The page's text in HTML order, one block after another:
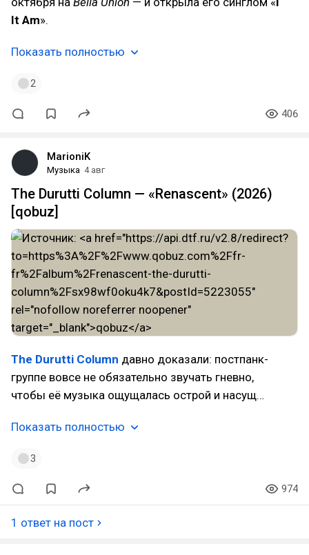
It Am».
Показать полностью
2
406
MarioniK
Музыка 4 авг
The Durutti Column — «Renascent» (2026)
[qobuz]
The Durutti Column давно доказали: постпанк-
группе вовсе не обязательно звучать гневно,
чтобы её музыка ощущалась острой и насущ…
Показать полностью
3
974
1 ответ на пост